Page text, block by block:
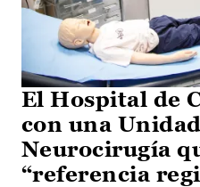
El Hospital de
con una
Neurocirugía
“referencia